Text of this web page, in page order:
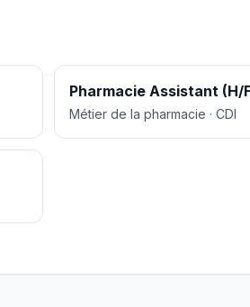
Pharmacie Assistant (H/
Métier de la pharmacie · CDI